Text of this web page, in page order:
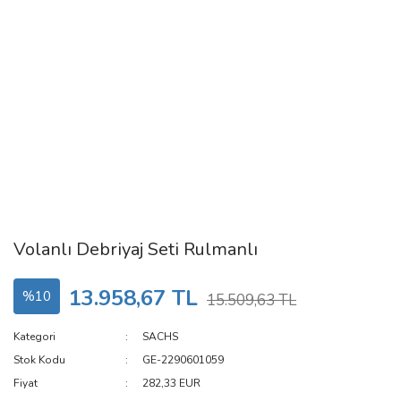
Volanlı Debriyaj Seti Rulmanlı
%10 13.958,67 TL 15.509,63 TL
Kategori
SACHS
Stok Kodu
GE-2290601059
Fiyat
282,33 EUR